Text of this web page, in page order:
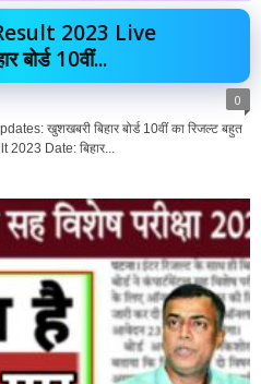
2023 Live
बोर्ड 10वीं...
0
खुशखबरी बिहार बोर्ड 10वीं का रिजल्‍ट बहुत
Date: बिहार...